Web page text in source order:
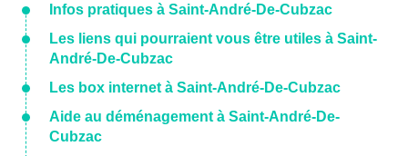
Infos pratiques à Saint-André-De-Cubzac
Les liens qui pourraient vous être utiles à Saint-
André-De-Cubzac
Les box internet à Saint-André-De-Cubzac
Aide au déménagement à Saint-André-De-
Cubzac